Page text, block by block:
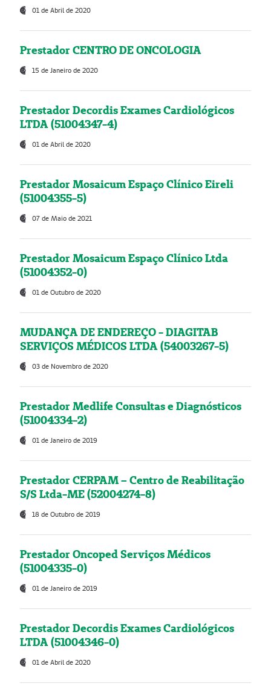
01 de Abril de 2020
Prestador CENTRO DE ONCOLOGIA
15 de Janeiro de 2020
Prestador Decordis Exames Cardiológicos
LTDA (51004347-4)
01 de Abril de 2020
Prestador Mosaicum Espaço Clínico Eireli
(51004355-5)
07 de Maio de 2021
Prestador Mosaicum Espaço Clínico Ltda
(51004352-0)
01 de Outubro de 2020
MUDANÇA DE ENDEREÇO - DIAGITAB
SERVIÇOS MÉDICOS LTDA (54003267-5)
03 de Novembro de 2020
Prestador Medlife Consultas e Diagnósticos
(51004334-2)
01 de Janeiro de 2019
Prestador CERPAM – Centro de Reabilitação
S/S Ltda-ME (52004274-8)
18 de Outubro de 2019
Prestador Oncoped Serviços Médicos
(51004335-0)
01 de Janeiro de 2019
Prestador Decordis Exames Cardiológicos
LTDA (51004346-0)
01 de Abril de 2020